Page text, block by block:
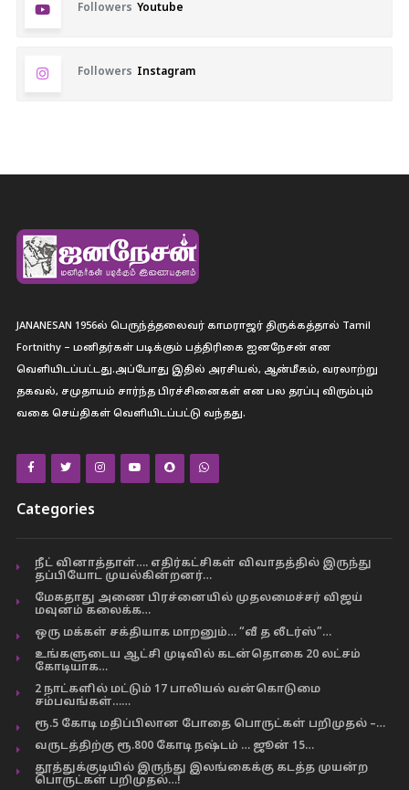
Followers Youtube
Followers Instagram
JANANESAN 1956ல் பெருந்த்தலைவர் காமராஜர் திருக்கத்தால் Tamil
Fortnithy – மனிதர்கள் படிக்கும் பத்திரிகை ஐனநேசன் என
வெளியிடப்பட்டது.அப்போது இதில் அரசியல், ஆன்மீகம், வரலாற்று
தகவல், சமுதாயம் சார்ந்த பிரச்சினைகள் என பல தரப்பு விரும்பும்
வகை செய்திகள் வெளியிடப்பட்டு வந்தது.
Categories
நீட் வினாத்தாள்…. எதிர்கட்சிகள் விவாதத்தில் இருந்து
தப்பியோட முயல்கின்றனர்…
மேகதாது அணை பிரச்னையில் முதலமைச்சர் விஜய்
மவுனம் கலைக்க…
ஒரு மக்கள் சக்தியாக மாறனும்… “வீ த லீடர்ஸ்”…
உங்களுடைய ஆட்சி முடிவில் கடன்தொகை 20 லட்சம்
கோடியாக…
2 நாட்களில் மட்டும் 17 பாலியல் வன்கொடுமை
சம்பவங்கள்……
ரூ.5 கோடி மதிப்பிலான போதை பொருட்கள் பறிமுதல் –…
வருடத்திற்கு ரூ.800 கோடி நஷ்டம் … ஜூன் 15…
தூத்துக்குடியில் இருந்து இலங்கைக்கு கடத்த முயன்ற
பொருட்கள் பறிமுதல்…!